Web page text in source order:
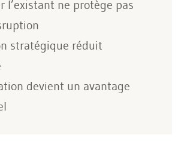
l’existant ne protège pas
stratégique réduit
devient un avantage